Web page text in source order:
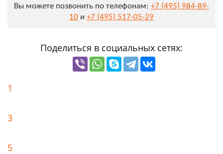
Вы можете позвонить по телефонам: +7 (495) 984-89-
10 и +7 (495) 517-05-29
Поделиться в социальных сетях:
1
3
5